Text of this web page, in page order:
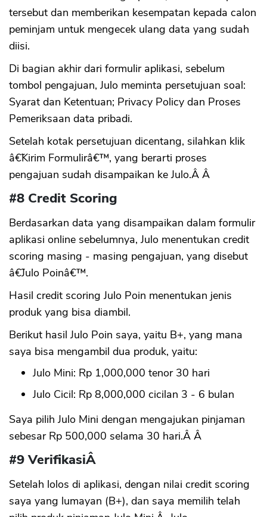
tersebut dan memberikan kesempatan kepada calon
peminjam untuk mengecek ulang data yang sudah
diisi.
Di bagian akhir dari formulir aplikasi, sebelum
tombol pengajuan, Julo meminta persetujuan soal:
Syarat dan Ketentuan; Privacy Policy dan Proses
Pemeriksaan data pribadi.
Setelah kotak persetujuan dicentang, silahkan klik
â€˜Kirim Formulirâ€™, yang berarti proses
pengajuan sudah disampaikan ke Julo.Â Â
#8 Credit Scoring
Berdasarkan data yang disampaikan dalam formulir
aplikasi online sebelumnya, Julo menentukan credit
scoring masing - masing pengajuan, yang disebut
â€˜Julo Poinâ€™.
Hasil credit scoring Julo Poin menentukan jenis
produk yang bisa diambil.
Berikut hasil Julo Poin saya, yaitu B+, yang mana
saya bisa mengambil dua produk, yaitu:
Julo Mini: Rp 1,000,000 tenor 30 hari
Julo Cicil: Rp 8,000,000 cicilan 3 - 6 bulan
Saya pilih Julo Mini dengan mengajukan pinjaman
sebesar Rp 500,000 selama 30 hari.Â Â
#9 VerifikasiÂ
Setelah lolos di aplikasi, dengan nilai credit scoring
saya yang lumayan (B+), dan saya memilih telah